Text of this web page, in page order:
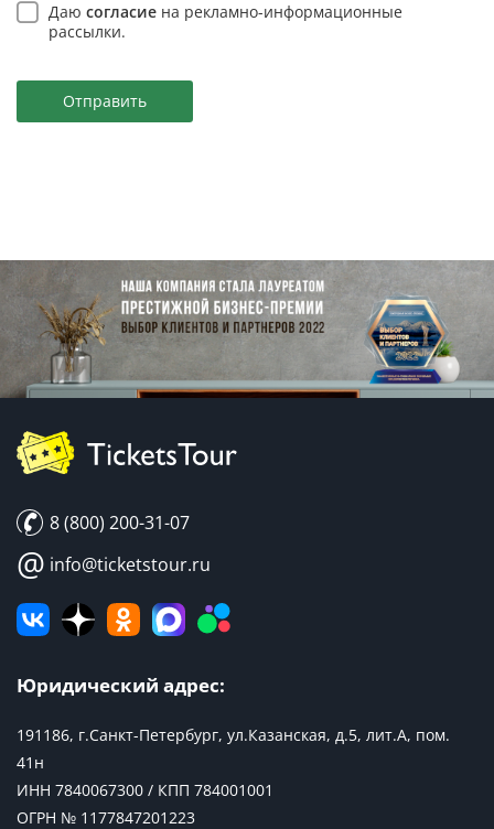
Даю согласие на рекламно-информационные
рассылки.
Отправить
8 (800) 200-31-07
@ info@ticketstour.ru
Юридический адрес:
191186, г.Санкт-Петербург, ул.Казанская, д.5, лит.А, пом.
41н
ИНН 7840067300 / КПП 784001001
ОГРН № 1177847201223